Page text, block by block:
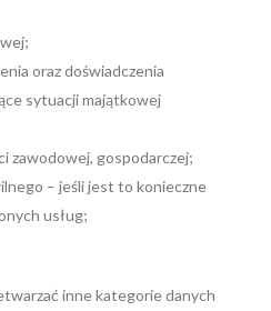
oraz doświadczenia
sytuacji majątkowej
zawodowej, gospodarczej;
– jeśli jest to konieczne
usług;
inne kategorie danych